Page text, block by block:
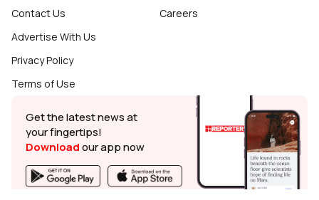
Contact Us
Advertise With Us
Privacy Policy
Terms of Use
Careers
Get the latest news at
your fingertips!
Downloadour app now